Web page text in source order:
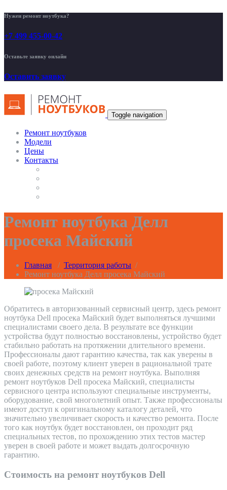
Нужен ремонт ноутбука?
+7 499 455-00-42
Оставьте заявку онлайн
Оставить заявку
Toggle navigation
Ремонт ноутбуков
Модели
Цены
Контакты
Ремонт ноутбука Делл
просека Майский
Главная / Территория работы /
Ремонт ноутбука Делл просека Майский
Обратитесь в авторизованный сервисный центр, здесь ремонт
ноутбука Dell просека Майский будет выполняться лучшими
специалистами своего дела. В результате все функции
устройства будут полностью восстановлены, устройство будет
стабильно работать на протяжении длительного времени.
Профессионалы дают гарантию качества, так как уверены в
своей работе, поэтому клиент уверен в рациональной трате
своих денежных средств на ремонт ноутбука. Выполняя
ремонт ноутбуков Dell просека Майский, специалисты
сервисного центра используют специальные инструменты,
оборудование, свой многолетний опыт. Также профессионалы
имеют доступ к оригинальному каталогу деталей, что
значительно увеличивает скорость и качество ремонта. После
того как ноутбук будет восстановлен, он проходит ряд
специальных тестов, по прохождению этих тестов мастер
уверен в своей работе и может выдать долгосрочную
гарантию.
Стоимость на ремонт ноутбуков Dell